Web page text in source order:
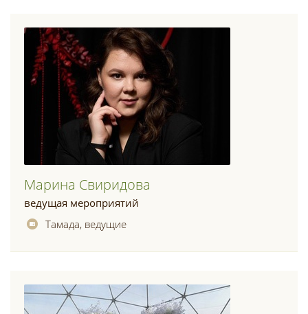
Марина Свиридова
ведущая мероприятий
Тамада, ведущие